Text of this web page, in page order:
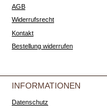
AGB
Widerrufsrecht
Kontakt
Bestellung widerrufen
INFORMATIONEN
Datenschutz